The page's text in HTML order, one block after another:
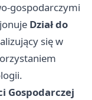
gospodarczymi
Dział do
się w
Gospodarczej